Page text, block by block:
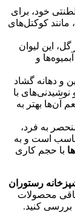
خود، برای
مانند کوکتل‌های
گل، این لیوان
و
و دهانه گشاد
نوشیدنی‌های با
بهتر به
به فرد،
است و به
با حجم کاری
رستوران
محصولات
بررسی کنید.